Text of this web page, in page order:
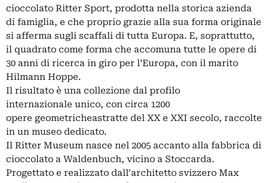
cioccolato Ritter Sport, prodotta nella storica azienda
di famiglia, e che proprio grazie alla sua forma originale
si afferma sugli scaffali di tutta Europa. E, soprattutto,
il quadrato come forma che accomuna tutte le opere di
30 anni di ricerca in giro per l’Europa, con il marito
Hilmann Hoppe.
Il risultato è una collezione dal profilo
internazionale unico, con circa 1200
opere geometricheastratte del XX e XXI secolo, raccolte
in un museo dedicato.
Il Ritter Museum nasce nel 2005 accanto alla fabbrica di
cioccolato a Waldenbuch, vicino a Stoccarda.
Progettato e realizzato dall'architetto svizzero Max